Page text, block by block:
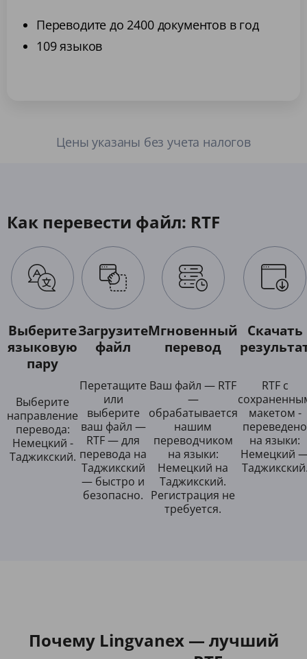
Переводите до 2400 документов в год
109 языков
Цены указаны без учета налогов
Как перевести файл: RTF
Выберите
языковую
пару
Выберите
направление
перевода:
Немецкий -
Таджикский.
Загрузите
файл
Перетащите
или
выберите
ваш файл —
RTF — для
перевода на
Таджикский
— быстро и
безопасно.
Мгновенный
перевод
Ваш файл — RTF
—
обрабатывается
нашим
переводчиком
на языки:
Немецкий на
Таджикский.
Регистрация не
требуется.
Скачать
RTF с
макетом -
переведено
на языки:
Немецкий
Почему Lingvanex — лучший